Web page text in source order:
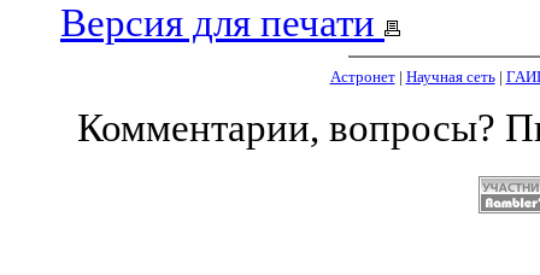
Версия для печати
Астронет| Научная сеть|
Комментарии, вопросы?